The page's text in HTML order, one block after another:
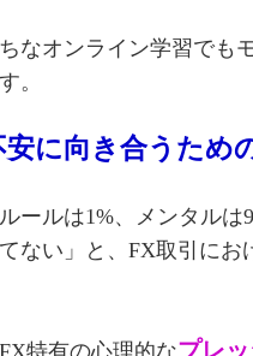
なオンライン学習でも
。
に向き合うため
ールは1%、メンタル
ない」と、FX取引に
特有の心理的なプレ